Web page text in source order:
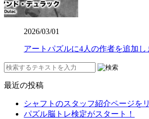
2026/03/01
アートパズルに4人の作者を追加
最近の投稿
シャフトのスタッフ紹介ページを
パズル脳トレ検定がスタート！